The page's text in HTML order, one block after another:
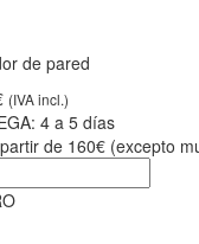
de pared
(IVA incl.)
4 a 5 días
de 160€ (excepto